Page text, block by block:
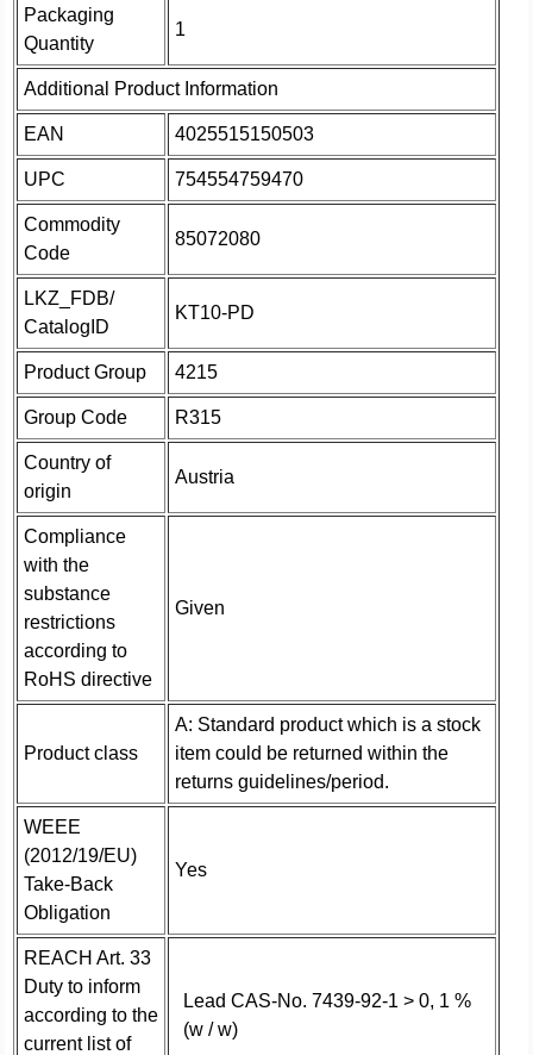
Packaging
Quantity
1
Additional Product Information
EAN 4025515150503
UPC 754554759470
Commodity
Code
85072080
LKZ_FDB/
CatalogID
KT10-PD
Product Group 4215
Group Code R315
Country of
origin
Austria
Compliance
with the
substance
restrictions
according to
RoHS directive
Given
Product class
A: Standard product which is a stock
item could be returned within the
returns guidelines/period.
WEEE
(2012/19/EU)
Take-Back
Obligation
Yes
REACH Art. 33
Duty to inform
according to the
current list of
Lead CAS-No. 7439-92-1 > 0, 1 %
(w / w)